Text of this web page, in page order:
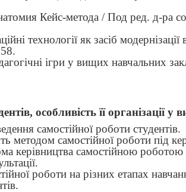
Кейс-метода / Под ред. д-ра
технології як засіб
8.
ігри у вищих навчальних
особливість її організації у
самостійної роботи студентів.
методом самостійної роботи під
керівництва самостійною
роботи на різних етапах